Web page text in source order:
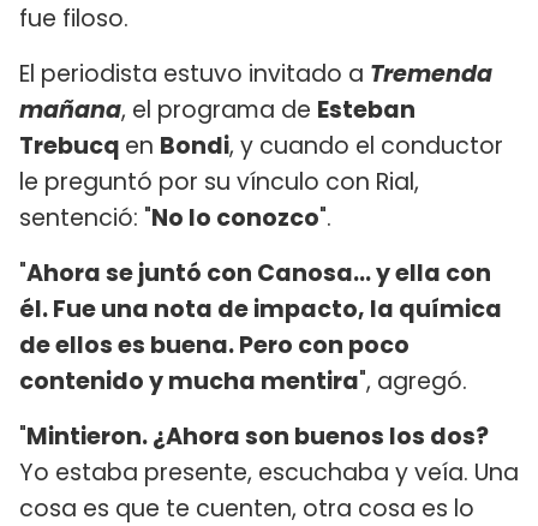
fue filoso.
El periodista estuvo invitado a Tremenda
mañana, el programa de Esteban
Trebucq en Bondi, y cuando el conductor
le preguntó por su vínculo con Rial,
sentenció: "No lo conozco".
"Ahora se juntó con Canosa... y ella con
él. Fue una nota de impacto, la química
de ellos es buena. Pero con poco
contenido y mucha mentira", agregó.
"Mintieron. ¿Ahora son buenos los dos?
Yo estaba presente, escuchaba y veía. Una
cosa es que te cuenten, otra cosa es lo